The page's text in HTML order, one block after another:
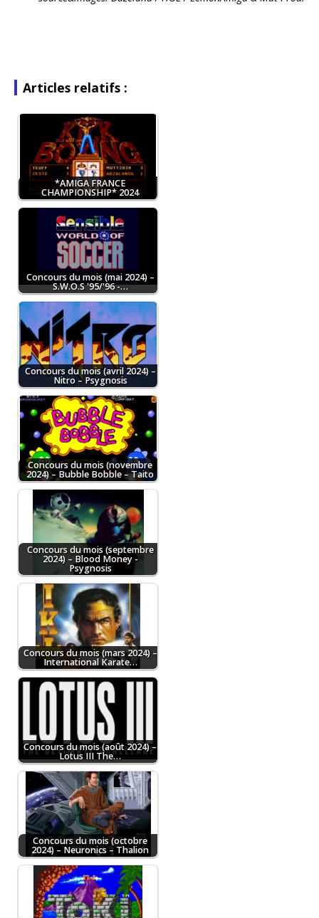
Articles relatifs :
*AMIGA FRANCE
CHAMPIONSHIP* 2024
Concours du mois (mai 2024) –
S.W.O.S '95/'96 -…
Concours du mois (avril 2024) –
Nitro – Psygnosis
Concours du mois (novembre
2024) – Bubble Bobble – Taito
Concours du mois (septembre
2024) – Blood Money -
Psygnosis
Concours du mois (mars 2024) –
International Karate…
Concours du mois (août 2024) –
Lotus III The…
Concours du mois (octobre
2024) – Neuronics – Thalion